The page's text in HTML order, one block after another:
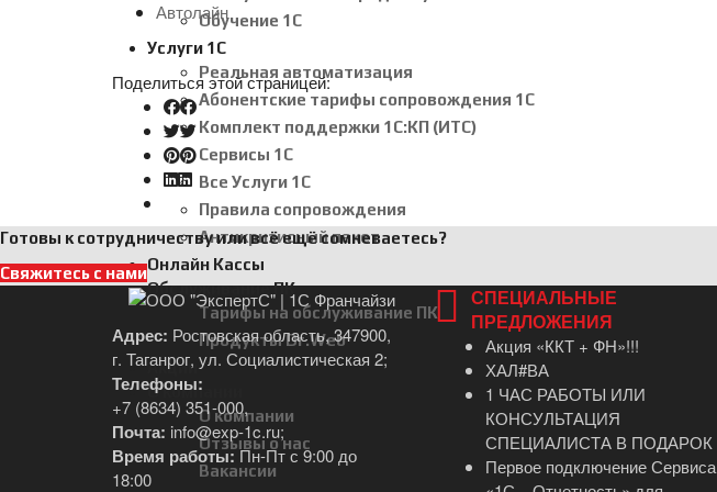
Обучение 1С
Услуги 1С
Реальная автоматизация
Абонентские тарифы сопровождения 1С
Комплект поддержки 1С:КП (ИТС)
Сервисы 1С
Все Услуги 1С
Правила сопровождения
Антикризисный пакет
Онлайн Кассы
Обслуживание ПК
Тарифы на обслуживание ПК
Продукты Dr.Web
Акции
О компании
О компании
Отзывы о нас
Вакансии
Автолайн
Поделиться этой страницей:
Готовы к сотрудничеству или всё ещё сомневаетесь?
Свяжитесь с нами
Адрес: Ростовская область, 347900,
г. Таганрог, ул. Социалистическая 2;
Телефоны:
+7 (8634) 351-000,
Почта: info@exp-1c.ru;
Время работы:Пн-Пт с 9:00 до
18:00
СПЕЦИАЛЬНЫЕ
ПРЕДЛОЖЕНИЯ
Акция «ККТ + ФН»!!!
ХАЛ#ВА
1 ЧАС РАБОТЫ ИЛИ
КОНСУЛЬТАЦИЯ
СПЕЦИАЛИСТА В ПОДАРОК
Первое подключение Сервиса